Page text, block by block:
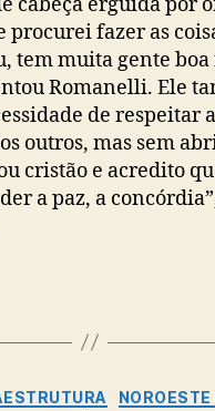
procurei fazer as
tem muita gente boa
Romanelli. Ele
de respeitar
outros, mas sem
cristão e acredito
a paz, a
Categorias